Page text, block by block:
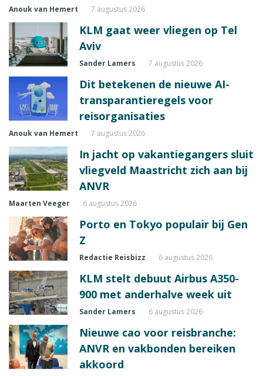
Anouk van Hemert 7 augustus 2026
KLM gaat weer vliegen op Tel
Aviv
Sander Lamers 7 augustus 2026
Dit betekenen de nieuwe AI-
transparantieregels voor
reisorganisaties
Anouk van Hemert 7 augustus 2026
In jacht op vakantiegangers sluit
vliegveld Maastricht zich aan bij
ANVR
Maarten Veeger 6 augustus 2026
Porto en Tokyo populair bij Gen
Z
Redactie Reisbizz 6 augustus 2026
KLM stelt debuut Airbus A350-
900 met anderhalve week uit
Sander Lamers 6 augustus 2026
Nieuwe cao voor reisbranche:
ANVR en vakbonden bereiken
akkoord